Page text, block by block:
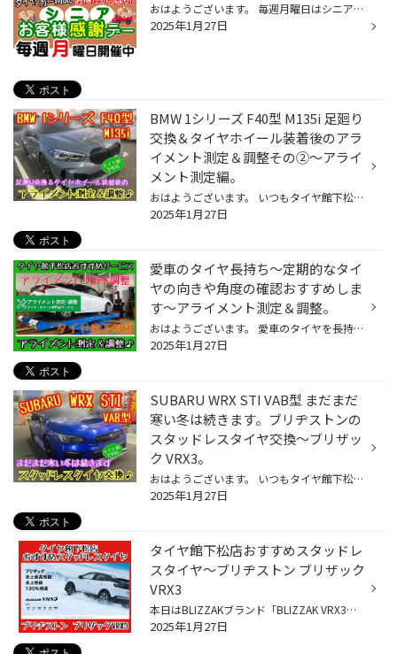
おはようございます。 毎週月曜日はシニアDAYになります。 タイヤやオイルバッテリーなどメンテナンス用品が対象となります。 （作業料金や特価品などは割引対象外となります）
2025年1月27日
BMW 1シリーズ F40型 M135i 足廻り
交換＆タイヤホイール装着後のアラ
イメント測定＆調整その②〜アライ
メント測定編。
おはようございます。 いつもタイヤ館下松店のWEBをご覧頂き…ありがとうございます(^O^)タイヤ館下松店の越智です。 皆さまに…少しでも有益な情報や役立つ情報を発信出来るように日々更新していきたいと思います。 BMW 1シリーズ F40型 M135i 足廻り交換＆タイヤホイール装着後のアライメント測定＆...
2025年1月27日
愛車のタイヤ長持ち〜定期的なタイ
ヤの向きや角度の確認おすすめしま
す〜アライメント測定＆調整。
おはようございます。 愛車のタイヤを長持ちさせたい方におすすめ。 タイヤ館下松店おすすめサービス★アライメント測定＆調整。 本日は…アライメント調整の紹介になります♪ タイヤ交換時やインチアップ〜ダウンサスや車高調でローダウン…足廻り部品交換時などにおすすめの作業になりますよ♪♪♪ 注意:...
2025年1月27日
SUBARU WRX STI VAB型 まだまだ
寒い冬は続きます。ブリヂストンの
スタッドレスタイヤ交換〜ブリザッ
ク VRX3。
おはようございます。 いつもタイヤ館下松店のWEBをご覧頂き…ありがとうございます(^O^)タイヤ館下松店の越智です。 皆さまに…少しでも有益な情報や役立つ情報を発信出来るように日々更新していきたいと思います。 SUBARU WRX STI VAB型 まだまだ寒い冬は続きます。 ブリヂストンのスタッドレスタイ...
2025年1月27日
タイヤ館下松店おすすめスタッドレ
スタイヤ〜ブリヂストン ブリザック
VRX3
本日はBLIZZAKブランド「BLIZZAK VRX3（ブリザック ヴイアールエックススリー）」をご紹介します！ 「BLIZZAK VRX3」についてはこちら ↓ ↓ ↓ ↓ ↓ BLIZZAK VRX3 「BLIZZAK（ブリザック）」は、ブリヂストンを代表するスタッドレスタイヤブランドです。1988年に冬道特有の凍結路面や積雪路面などでの...
2025年1月27日